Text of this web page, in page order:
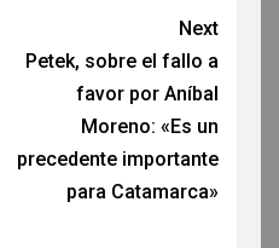
Next
Petek, sobre el fallo a
favor por Aníbal
Moreno: «Es un
precedente importante
para Catamarca»